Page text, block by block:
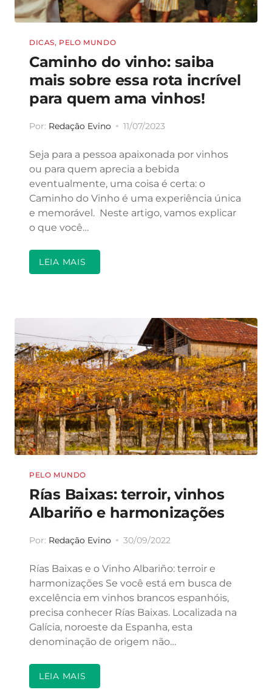
DICAS, PELO MUNDO
Caminho do vinho: saiba
mais sobre essa rota incrível
para quem ama vinhos!
Por: Redação Evino 11/07/2023
Seja para a pessoa apaixonada por vinhos
ou para quem aprecia a bebida
eventualmente, uma coisa é certa: o
Caminho do Vinho é uma experiência única
e memorável. Neste artigo, vamos explicar
o que você…
LEIA MAIS
PELO MUNDO
Rías Baixas: terroir, vinhos
Albariño e harmonizações
Por: Redação Evino 30/09/2022
Rías Baixas e o Vinho Albariño: terroir e
harmonizações Se você está em busca de
excelência em vinhos brancos espanhóis,
precisa conhecer Rías Baixas. Localizada na
Galícia, noroeste da Espanha, esta
denominação de origem não…
LEIA MAIS